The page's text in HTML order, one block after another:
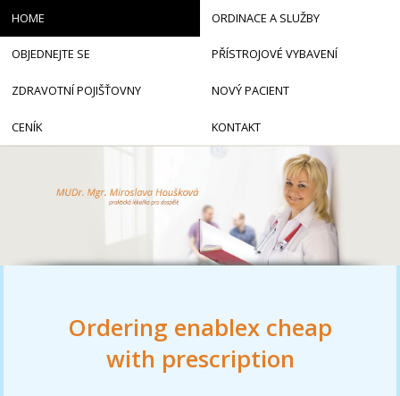
Ordering enablex cheap
with prescription
HOME ORDINACE A SLUŽBY
OBJEDNEJTE SE PŘÍSTROJOVÉ VYBAVENÍ
ZDRAVOTNÍ POJIŠŤOVNY NOVÝ PACIENT
CENÍK KONTAKT